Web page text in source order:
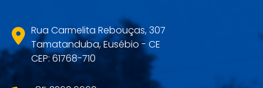
Rua Carmelita Rebouças, 307
Tamatanduba, Eusébio - CE
CEP: 61768-710